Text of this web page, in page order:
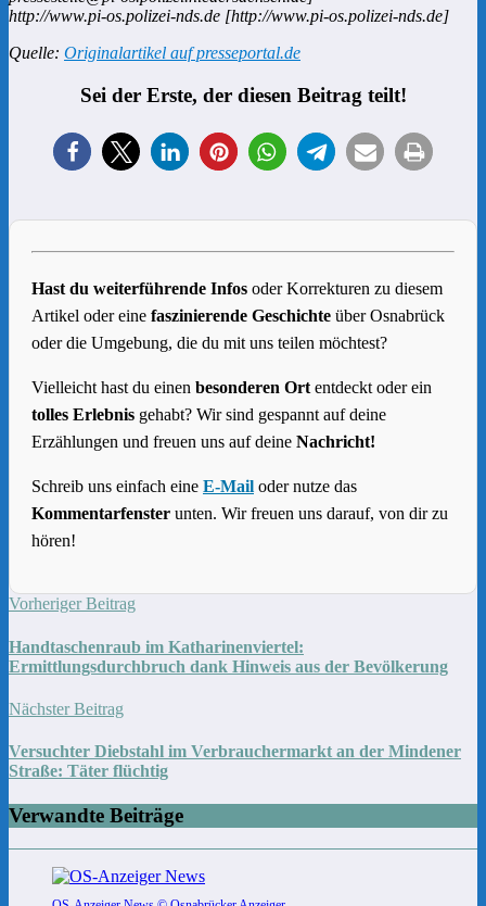
http://www.pi-os.polizei-nds.de [http://www.pi-os.polizei-nds.de]
Quelle: Originalartikel auf presseportal.de
Sei der Erste, der diesen Beitrag teilt!
Hast du weiterführende Infos oder Korrekturen zu diesem
Artikel oder eine faszinierende Geschichte über Osnabrück
oder die Umgebung, die du mit uns teilen möchtest?
Vielleicht hast du einen besonderen Ort entdeckt oder ein
tolles Erlebnis gehabt? Wir sind gespannt auf deine
Erzählungen und freuen uns auf deine Nachricht!
Schreib uns einfach eine E-Mail oder nutze das
Kommentarfenster unten. Wir freuen uns darauf, von dir zu
hören!
Vorheriger Beitrag
Handtaschenraub im Katharinenviertel:
Ermittlungsdurchbruch dank Hinweis aus der Bevölkerung
Nächster Beitrag
Versuchter Diebstahl im Verbrauchermarkt an der Mindener
Straße: Täter flüchtig
Verwandte Beiträge